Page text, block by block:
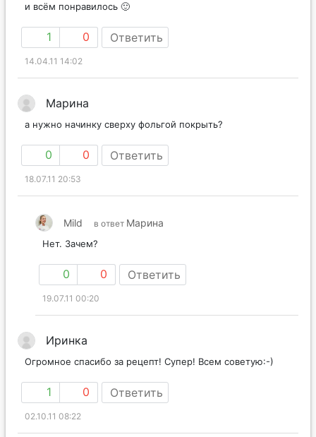
и всём понравилось 🙂
1 0 Ответить
14.04.11 14:02
Марина
а нужно начинку сверху фольгой покрыть?
0 0 Ответить
18.07.11 20:53
Mild в ответ Марина
Нет. Зачем?
0 0 Ответить
19.07.11 00:20
Иринка
Огромное спасибо за рецепт! Супер! Всем советую:-)
1 0 Ответить
02.10.11 08:22